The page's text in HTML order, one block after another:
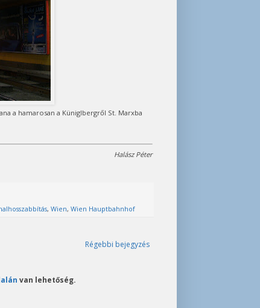
a hamarosan a Küniglbergről St. Marxba
Halász Péter
, Wien, Wien Hauptbahnhof
Régebbi bejegyzés
van lehetőség.